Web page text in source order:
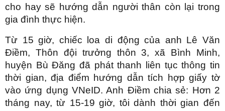
cho hay sẽ hướng dẫn người thân còn lại trong
gia đình thực hiện.
Từ 15 giờ, chiếc loa di động của anh Lê Văn
Điềm, Thôn đội trưởng thôn 3, xã Bình Minh,
huyện Bù Đăng đã phát thanh liên tục thông tin
thời gian, địa điểm hướng dẫn tích hợp giấy tờ
vào ứng dụng VNeID. Anh Điềm chia sẻ: Hơn 2
tháng nay, từ 15-19 giờ, tôi dành thời gian đến